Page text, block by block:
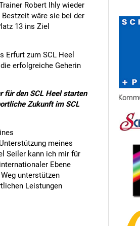
Robert Ihly wieder
wäre sie bei der
13 ins Ziel
Erfurt zum SCL Heel
erfolgreiche Geherin
für den SCL Heel starten
Zukunft im SCL
meines
Seiler kann ich mir für
Ebene
unterstützen
Leistungen